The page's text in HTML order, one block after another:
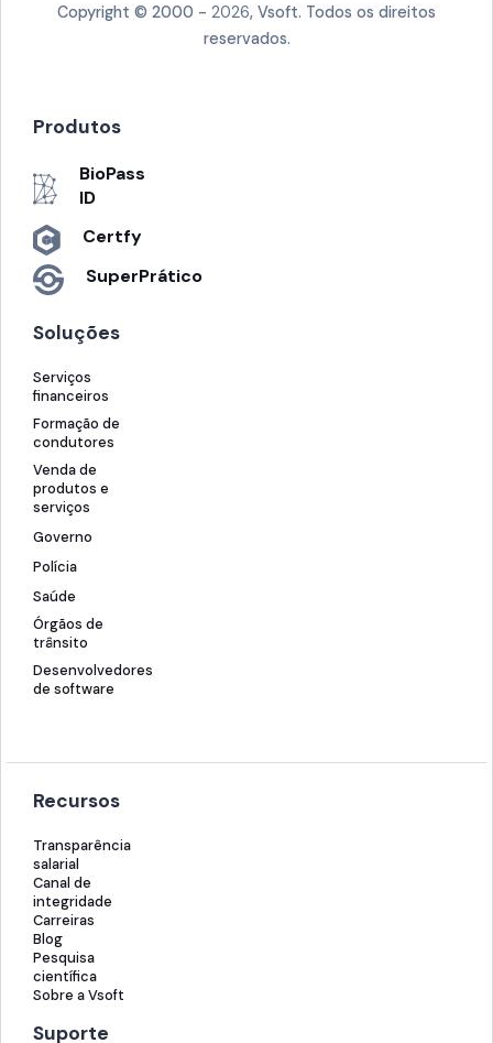
Copyright © 2000 - 2026, Vsoft. Todos os direitos
reservados.
Produtos
BioPass
ID
Certfy
SuperPrático
Soluções
Serviços
financeiros
Formação de
condutores
Venda de
produtos e
serviços
Governo
Polícia
Saúde
Órgãos de
trânsito
Desenvolvedores
de software
Recursos
Transparência
salarial
Canal de
integridade
Carreiras
Blog
Pesquisa
científica
Sobre a Vsoft
Suporte